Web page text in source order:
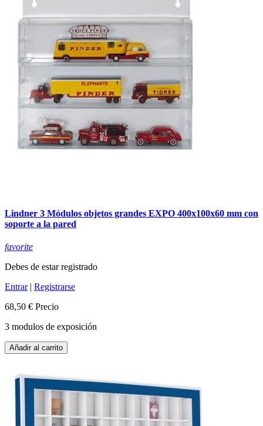
Lindner 3 Módulos objetos grandes EXPO 400x100x60 mm con
soporte a la pared
favorite
Debes de estar registrado
Entrar| Registrarse
68,50 € Precio
3 modulos de exposición
Añadir al carrito